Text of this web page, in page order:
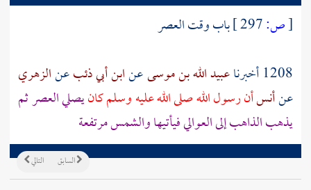
[ص:
باب وقت العصر
1208 أخبرنا
عبيد الله بن موسىعنابن أبي ذئبعنالزهري
عنأنسأن رسول الله صلى الله عليه وسلم كانيصلي العصر ثم
يذهب الذاهب إلىالعواليفيأتيها والشمس مرتفعة
التالي السابق